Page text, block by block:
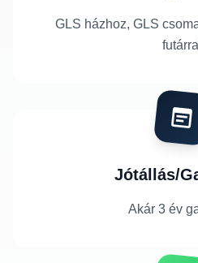
GLS házhoz, GLS
futárral
Jótállás/
Akár 3 év